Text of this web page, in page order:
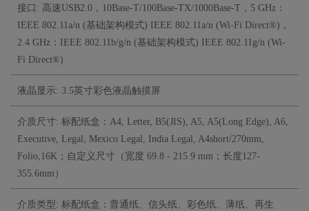
接口: 高速USB2.0，10Base-T/100Base-TX/1000Base-T，5 GHz：
IEEE 802.11a/n (基础架构模式) IEEE 802.11a/n (Wi-Fi Direct®)，
2.4 GHz：IEEE 802.11b/g/n (基础架构模式) IEEE 802.11g/n (Wi-
Fi Direct®)
液晶显示: 3.5英寸彩色液晶触摸屏
介质尺寸: 标配纸盒：A4, Letter, B5(JIS), A5, A5(Long Edge), A6,
Executive, Legal, Mexico Legal, India Legal, A4short/270mm,
Folio,16K；自定义尺寸（宽度 69.8 - 215.9 mm；长度127-
355.6mm）
介质类型: 标配纸盒：普通纸、信头纸、彩色纸、薄纸、再生